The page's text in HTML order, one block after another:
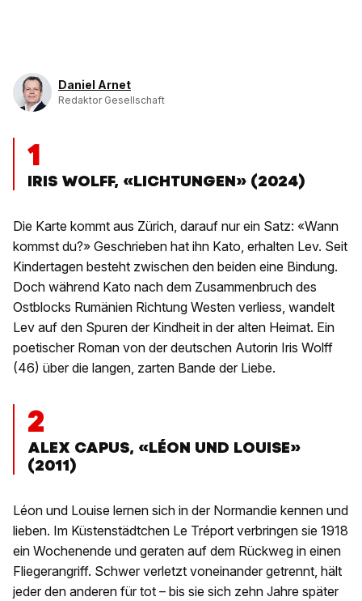
Daniel Arnet
Redaktor Gesellschaft
1
IRIS WOLFF, «LICHTUNGEN» (2024)
Die Karte kommt aus Zürich, darauf nur ein Satz: «Wann
kommst du?» Geschrieben hat ihn Kato, erhalten Lev. Seit
Kindertagen besteht zwischen den beiden eine Bindung.
Doch während Kato nach dem Zusammenbruch des
Ostblocks Rumänien Richtung Westen verliess, wandelt
Lev auf den Spuren der Kindheit in der alten Heimat. Ein
poetischer Roman von der deutschen Autorin Iris Wolff
(46) über die langen, zarten Bande der Liebe.
2
ALEX CAPUS, «LÉON UND LOUISE»
(2011)
Léon und Louise lernen sich in der Normandie kennen und
lieben. Im Küstenstädtchen Le Tréport verbringen sie 1918
ein Wochenende und geraten auf dem Rückweg in einen
Fliegerangriff. Schwer verletzt voneinander getrennt, hält
jeder den anderen für tot – bis sie sich zehn Jahre später